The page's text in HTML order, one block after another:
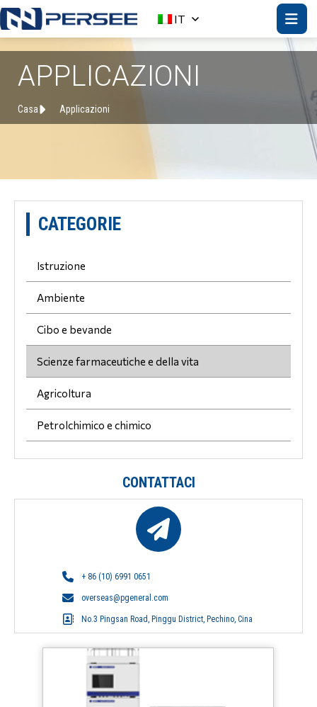
IT
APPLICAZIONI
Casa Applicazioni
CATEGORIE
Istruzione
Ambiente
Cibo e bevande
Scienze farmaceutiche e della vita
Agricoltura
Petrolchimico e chimico
CONTATTACI
+ 86 (10) 6991 0651
overseas@pgeneral.com
No.3 Pingsan Road, Pinggu District, Pechino, Cina